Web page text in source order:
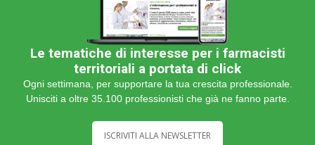
Le tematiche di interesse per i farmacisti
territoriali a portata di click
Ogni settimana, per supportare la tua crescita professionale.
Unisciti a oltre 35.100 professionisti che già ne fanno parte.
ISCRIVITI ALLA NEWSLETTER